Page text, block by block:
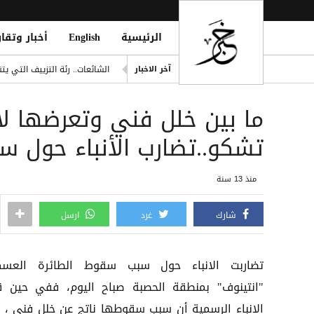
الرئيسية English أخبار
آخر الاخبار
الشائعات.. رئة التزييف
دفاع شبوة تُعلن الرد على
Oil Tanker Attack Attempt
تايوان تحقق مع شركات
ما بين خلل فني وتعرضها
تشكو..تضارب الأنباء حول
منذ 13 سنة
شارك غرد ارسل
تضاربت الانباء حول سبب سقوط الطائرة
"انتينوف" بمنطقة الحصبة صباح اليوم، ففي حين
الانباء الرسمية أن سبب سقوطها ناتج عن خلل فني ،